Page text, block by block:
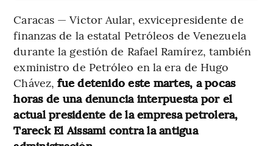
Caracas — Victor Aular, exvicepresidente de
finanzas de la estatal Petróleos de Venezuela
durante la gestión de Rafael Ramírez, también
exministro de Petróleo en la era de Hugo
Chávez, fue detenido este martes, a pocas
horas de una denuncia interpuesta por el
actual presidente de la empresa petrolera,
Tareck El Aissami contra la antigua